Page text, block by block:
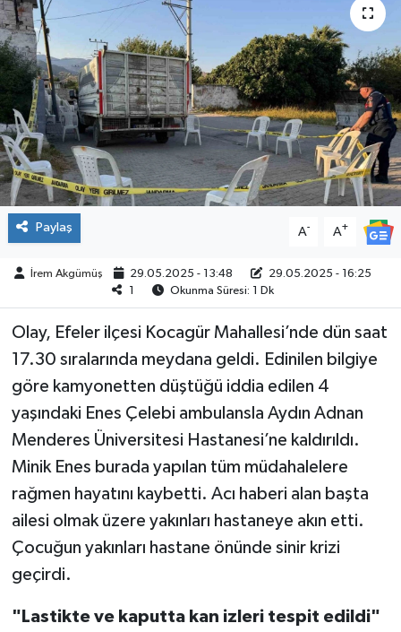
Paylaş A- A+
İrem Akgümüş 29.05.2025 - 13:48
29.05.2025 - 16:25
Okunma Süresi: 1 Dk
Olay, Efeler ilçesi Kocagür Mahallesi’nde dün saat
17.30 sıralarında meydana geldi. Edinilen bilgiye
göre kamyonetten düştüğü iddia edilen 4
yaşındaki Enes Çelebi ambulansla Aydın Adnan
Menderes Üniversitesi Hastanesi’ne kaldırıldı.
Minik Enes burada yapılan tüm müdahalelere
rağmen hayatını kaybetti. Acı haberi alan başta
ailesi olmak üzere yakınları hastaneye akın etti.
Çocuğun yakınları hastane önünde sinir krizi
geçirdi.
"Lastikte ve kaputta kan izleri tespit edildi"
KÜLTÜR
TURİZM
MAGAZİN
VEFAT
BİLİM&TEKNOLOJİ
BÖLGE
TÜRKİYE
DÜNYA